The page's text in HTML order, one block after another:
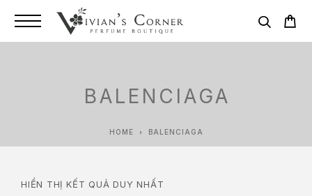
BALENCIAGA
HOME BALENCIAGA
HIỂN THỊ KẾT QUẢ DUY NHẤT